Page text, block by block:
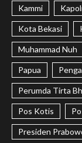
Kammi
Kota Bekasi
Muhammad Nuh
Papua
Perumda Tirta
Pos Kotis
Presiden